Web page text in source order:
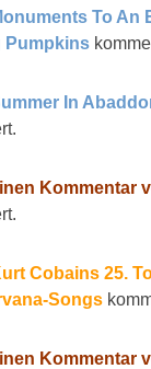
To An
Pumpkins
In
Kommentar
Cobains 25.
Songs
Kommentar